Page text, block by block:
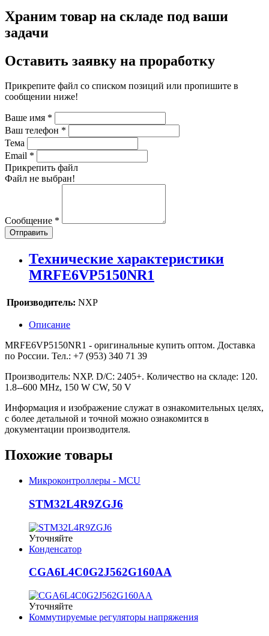
Храним товар на складе под ваши
задачи
Оставить заявку на проработку
Прикрепите файл со списком позиций или пропишите в
сообщении ниже!
Ваше имя *
Ваш телефон *
Тема
Email *
Прикрепить файл
Файл не выбран!
Сообщение *
Отправить
Технические характеристики
MRFE6VP5150NR1
Производитель: NXP
Описание
MRFE6VP5150NR1 - оригинальные купить оптом. Доставка
по России. Тел.: +7 (953) 340 71 39
Производитель: NXP. D/C: 2405+. Количество на складе: 120.
1.8--600 MHz, 150 W CW, 50 V
Информация и изображение служат в ознакомительных целях,
с более детальной и точной можно ознакомится в
документации производителя.
Похожие товары
Микроконтроллеры - MCU
STM32L4R9ZGJ6
Уточняйте
Конденсатор
CGA6L4C0G2J562G160AA
Уточняйте
Коммутируемые регуляторы напряжения